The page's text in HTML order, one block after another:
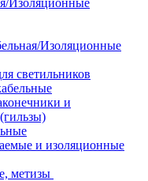
Изоляционные
Изоляционные
светильников
и
и изоляционные
метизы